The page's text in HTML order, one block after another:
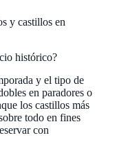
y castillos en
histórico?
y el tipo de
en paradores o
los castillos más
todo en fines
con